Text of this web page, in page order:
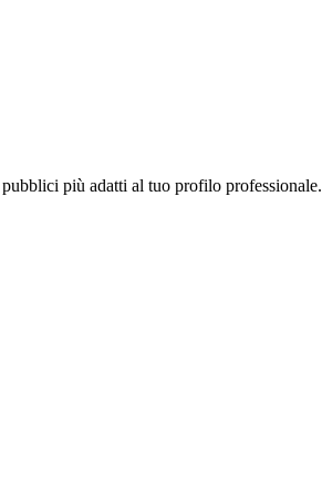
più adatti al tuo profilo professionale.